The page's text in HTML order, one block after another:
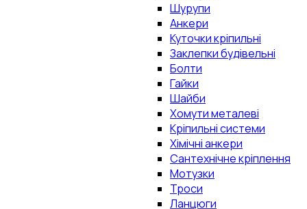
Шурупи
Анкери
Куточки кріпильні
Заклепки будівельні
Болти
Гайки
Шайби
Хомути металеві
Кріпильні системи
Хімічні анкери
Сантехнічне кріплення
Мотузки
Троси
Ланцюги